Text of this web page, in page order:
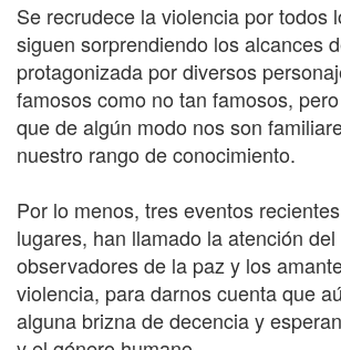
Se recrudece la violencia por todos
siguen sorprendiendo los alcances
protagonizada por diversos
famosos como no tan famosos,
que de algún modo nos son
nuestro rango de conocimiento.
Por lo menos, tres eventos
lugares, han llamado la atención
observadores de la paz y los
violencia, para darnos cuenta que
alguna brizna de decencia y